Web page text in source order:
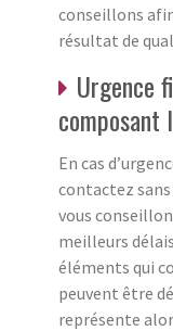
conseillons
résultat de
Urgence
En cas
contactez
vous
meilleurs
éléments qui
peuvent être
représente